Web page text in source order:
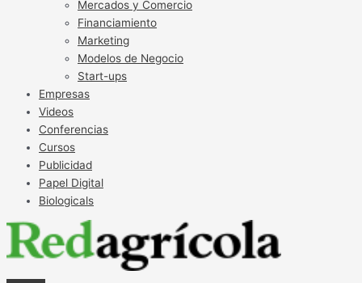
Mercados y Comercio
Financiamiento
Marketing
Modelos de Negocio
Start-ups
Empresas
Videos
Conferencias
Cursos
Publicidad
Papel Digital
Biologicals